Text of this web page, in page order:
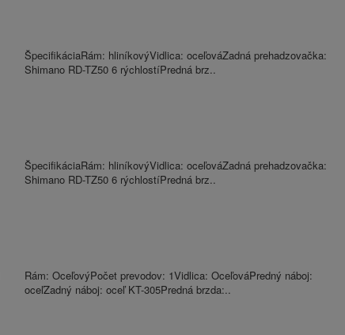
ŠpecifikáciaRám: hliníkovýVidlica: oceľováZadná prehadzovačka:
Shimano RD-TZ50 6 rýchlostíPredná brz..
ŠpecifikáciaRám: hliníkovýVidlica: oceľováZadná prehadzovačka:
Shimano RD-TZ50 6 rýchlostíPredná brz..
Rám: OceľovýPočet prevodov: 1Vidlica: OceľováPredný náboj:
oceľZadný náboj: oceľ KT-305Predná brzda:..